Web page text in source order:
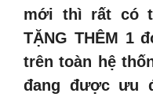
mới thì rất có
TẶNG THÊM 1
trên toàn hệ
đang được ưu